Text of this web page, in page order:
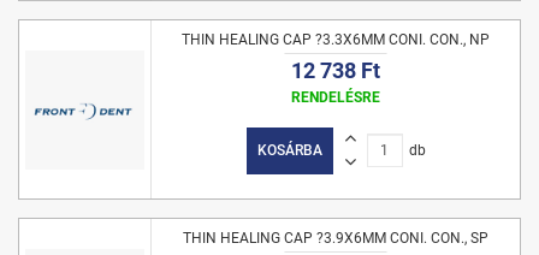
THIN HEALING CAP ?3.3X6MM CONI. CON., NP
12 738 Ft
RENDELÉSRE
KOSÁRBA db
THIN HEALING CAP ?3.9X6MM CONI. CON., SP